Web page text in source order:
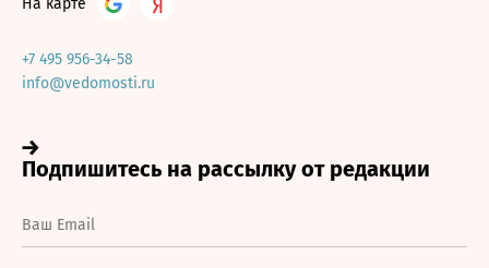
На карте
+7 495 956-34-58
info@vedomosti.ru